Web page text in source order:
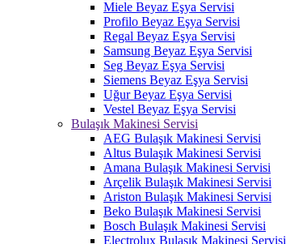
Miele Beyaz Eşya Servisi
Profilo Beyaz Eşya Servisi
Regal Beyaz Eşya Servisi
Samsung Beyaz Eşya Servisi
Seg Beyaz Eşya Servisi
Siemens Beyaz Eşya Servisi
Uğur Beyaz Eşya Servisi
Vestel Beyaz Eşya Servisi
Bulaşık Makinesi Servisi
AEG Bulaşık Makinesi Servisi
Altus Bulaşık Makinesi Servisi
Amana Bulaşık Makinesi Servisi
Arçelik Bulaşık Makinesi Servisi
Ariston Bulaşık Makinesi Servisi
Beko Bulaşık Makinesi Servisi
Bosch Bulaşık Makinesi Servisi
Electrolux Bulaşık Makinesi Servisi